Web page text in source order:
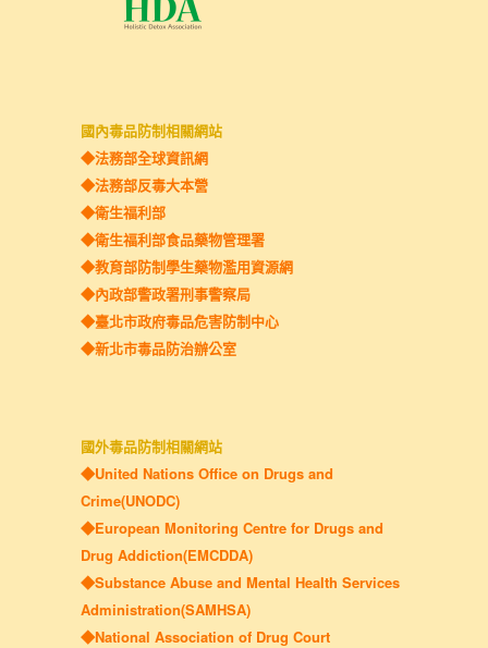
國內毒品防制相關網站
◆法務部全球資訊網
◆法務部反毒大本營
◆衛生福利部
◆衛生福利部食品藥物管理署
◆教育部防制學生藥物濫用資源網
◆內政部警政署刑事警察局
◆臺北市政府毒品危害防制中心
◆新北市毒品防治辦公室
國外毒品防制相關網站
◆United Nations Office on Drugs and
Crime(UNODC)
◆European Monitoring Centre for Drugs and
Drug Addiction(EMCDDA)
◆Substance Abuse and Mental Health Services
Administration(SAMHSA)
◆National Association of Drug Court